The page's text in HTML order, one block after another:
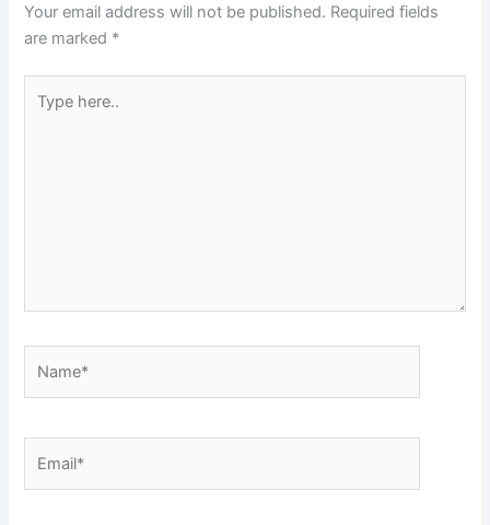
Your email address will not be published. Required fields
are marked *
here..